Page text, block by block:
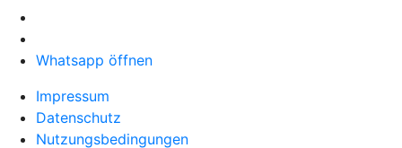
Whatsapp öffnen
Impressum
Datenschutz
Nutzungsbedingungen